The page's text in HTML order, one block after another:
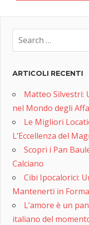
ARTICOLI RECENTI
Matteo Silvestri:
nel Mondo degli
Le Migliori
L’Eccellenza del
Scopri i Pan
Calciano
Cibi Ipocalorici:
Mantenerti in
L’amore è un
italiano del